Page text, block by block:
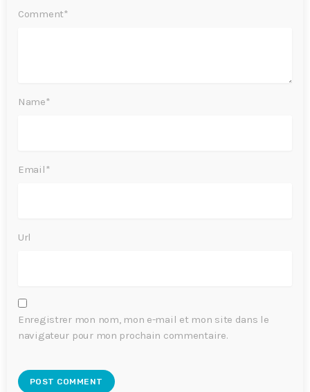
Comment*
Name*
Email*
Url
Enregistrer mon nom, mon e-mail et mon site dans le
navigateur pour mon prochain commentaire.